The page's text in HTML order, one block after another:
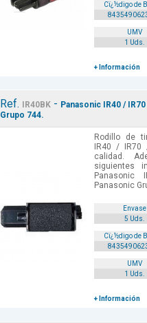
Cï¿½digo de
UMV
1 Uds.
+ Información
Ref. IR40BK- Panasonic IR40 /
Grupo 744.
Rodillo de
IR40 / IR70
calidad.
siguientes
Panasonic
Envase
5 Uds.
Cï¿½digo de
UMV
1 Uds.
+ Información